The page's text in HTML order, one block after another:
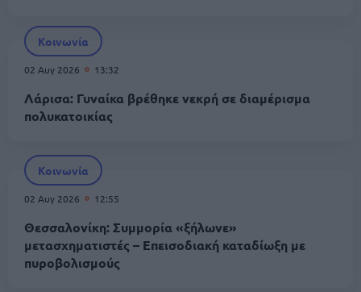
Κοινωνία
02 Αυγ 2026 13:32
Λάρισα: Γυναίκα βρέθηκε νεκρή σε διαμέρισμα
πολυκατοικίας
Κοινωνία
02 Αυγ 2026 12:55
Θεσσαλονίκη: Συμμορία «ξήλωνε»
μετασχηματιστές – Επεισοδιακή καταδίωξη με
πυροβολισμούς